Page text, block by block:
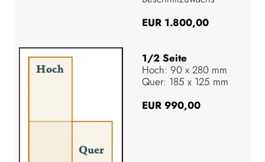
EUR 1.800,00
1/2 Seite
Hoch: 90 x 280 mm
Quer: 185 x 125 mm
EUR 990,00